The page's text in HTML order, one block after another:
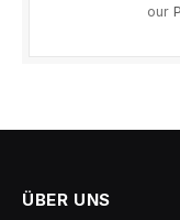
our
ÜBER UNS